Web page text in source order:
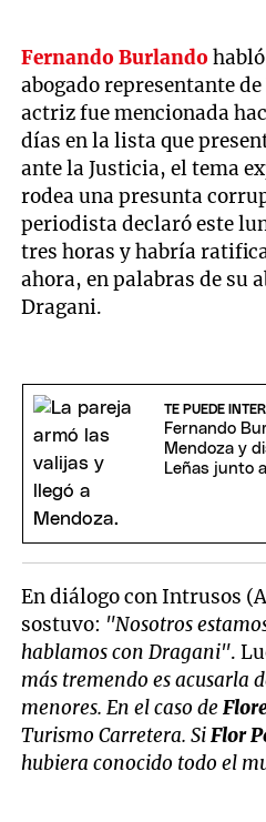
Fernando Burlando
abogado representante de
actriz fue mencionada
días en la lista que
ante la Justicia, el tema
rodea una presunta
periodista declaró este
tres horas y habría
ahora, en palabras de su
Dragani.
TE PUEDE
Fernando
Mendoza y
Leñas junto
En diálogo con Intrusos
sostuvo: "Nosotros
hablamos con Dragani".
más tremendo es acusarla
menores. En el caso de
Turismo Carretera. SiFlor
hubiera conocido todo el